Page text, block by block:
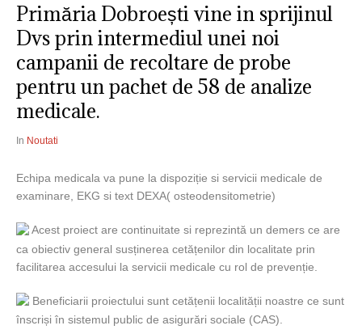
Primăria Dobroești vine in sprijinul
Dvs prin intermediul unei noi
campanii de recoltare de probe
pentru un pachet de 58 de analize
medicale.
In Noutati
Echipa medicala va pune la dispoziție si servicii medicale de
examinare, EKG si text DEXA( osteodensitometrie)
Acest proiect are continuitate si reprezintă un demers ce are
ca obiectiv general susținerea cetățenilor din localitate prin
facilitarea accesului la servicii medicale cu rol de prevenție.
Beneficiarii proiectului sunt cetățenii localității noastre ce sunt
înscriși în sistemul public de asigurări sociale (CAS).